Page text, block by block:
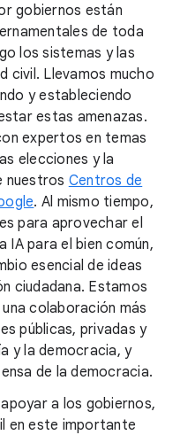
gobiernos están
de toda
los sistemas y las
civil. Llevamos mucho
y estableciendo
estas amenazas.
expertos en temas
elecciones y la
nuestros Centros de
. Al mismo tiempo,
para aprovechar el
IA para el bien común,
esencial de ideas
ciudadana. Estamos
colaboración más
públicas, privadas y
y la democracia, y
de la democracia.
a los gobiernos,
en este importante